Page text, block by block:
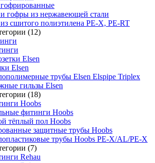
гофры из нержавеющей стали
сшитого полиэтилена PE-X, PE-RT
(12)
Elsen
Elsen
трубы Elsen Elspipe Triplex
гильзы Elsen
(18)
Hoobs
фитинги Hoobs
тёплый пол Hoobs
защитные трубы Hoobs
трубы Hoobs PE-X/AL/PE-X
(7)
Rehau